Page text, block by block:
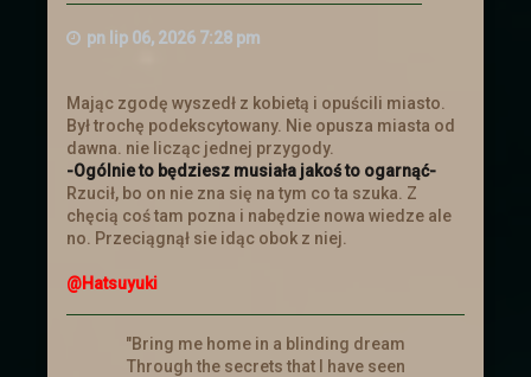
skaluje się tyle ile może. Najlepiej więc
ucina i może być to niewygodne.
Dodana została mapa miasta i
planowana jest mapa mieszkańców, w
której będą zaznaczone domy
mieszkańców miasta- postaci. Będzie
opocja po klikenięciu w nią,
automatyczne przeniesienie sie w ów
Duża wersja samego miasta oraz opcji z
mieszkancami będzie dostępna w
odpowiednim temacie.
Święta Zimowe
pn lip 06, 2026 7:28 pm
Mając zgodę wyszedł z kobietą i opuścili miasto.
Był trochę podekscytowany. Nie opusza miasta od
dawna. nie licząc jednej przygody.
-Ogólnie to będziesz musiała jakoś to ogarnąć-
Rzucił, bo on nie zna się na tym co ta szuka. Z
chęcią coś tam pozna i nabędzie nowa wiedze ale
no. Przeciągnął sie idąc obok z niej.
@Hatsuyuki
"Bring me home in a blinding dream
Through the secrets that I have seen